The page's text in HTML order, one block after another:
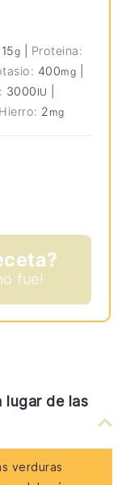
15g
Proteina:
400mg
3000 IU
Hierro: 2 mg
fue!
lugar de las
verduras